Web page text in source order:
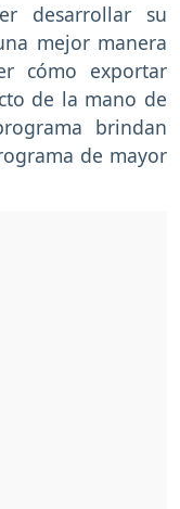
desarrollar su
mejor manera
cómo exportar
de la mano de
brindan
de mayor